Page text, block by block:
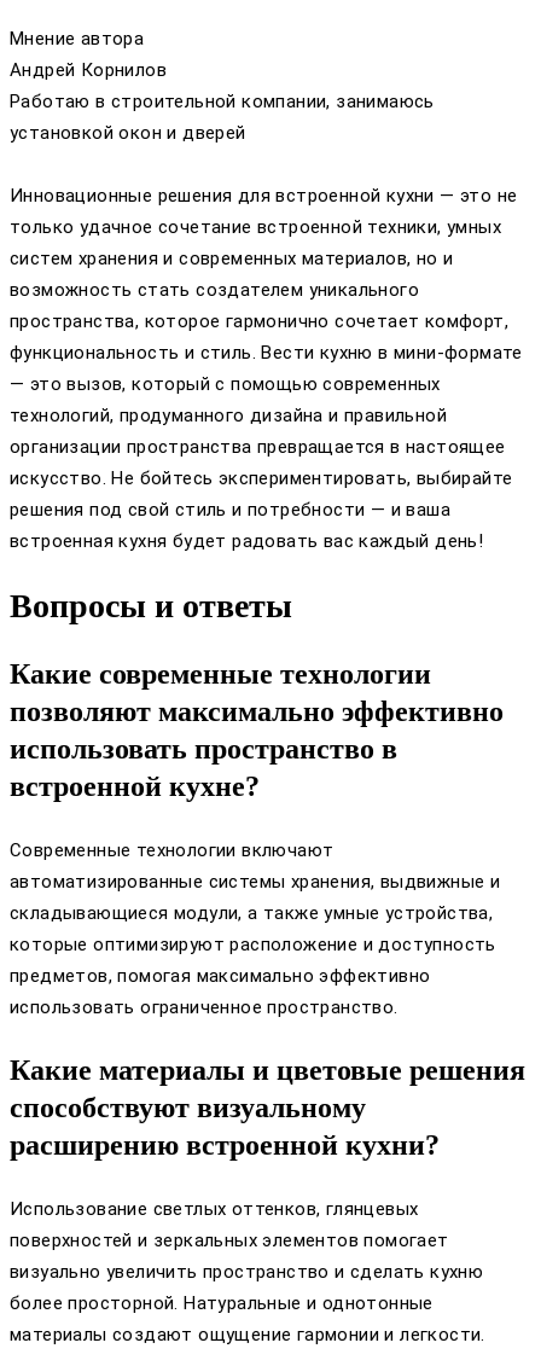
Мнение автора
Андрей Корнилов
Работаю в строительной компании, занимаюсь
установкой окон и дверей
Инновационные решения для встроенной кухни — это не
только удачное сочетание встроенной техники, умных
систем хранения и современных материалов, но и
возможность стать создателем уникального
пространства, которое гармонично сочетает комфорт,
функциональность и стиль. Вести кухню в мини-формате
— это вызов, который с помощью современных
технологий, продуманного дизайна и правильной
организации пространства превращается в настоящее
искусство. Не бойтесь экспериментировать, выбирайте
решения под свой стиль и потребности — и ваша
встроенная кухня будет радовать вас каждый день!
Вопросы и ответы
Какие современные технологии
позволяют максимально эффективно
использовать пространство в
встроенной кухне?
Современные технологии включают
автоматизированные системы хранения, выдвижные и
складывающиеся модули, а также умные устройства,
которые оптимизируют расположение и доступность
предметов, помогая максимально эффективно
использовать ограниченное пространство.
Какие материалы и цветовые решения
способствуют визуальному
расширению встроенной кухни?
Использование светлых оттенков, глянцевых
поверхностей и зеркальных элементов помогает
визуально увеличить пространство и сделать кухню
более просторной. Натуральные и однотонные
материалы создают ощущение гармонии и легкости.